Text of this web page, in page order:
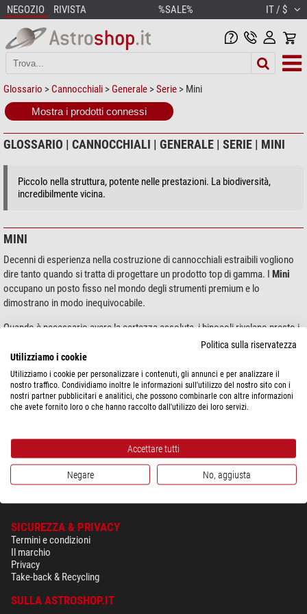
NEGOZIO RIVISTA %SALE% IT / $
Glossario > Cannocchiali > Generale >Serie > Mini
Mostra i prodotti connessi
GLOSSARIO | CANNOCCHIALI | GENERALE | SERIE | MINI
Piccolo nella struttura, potente nelle prestazioni. La biodiversità,
incredibilmente vicina.
MINI
Decenni di esperienza nella costruzione di cannocchiali estraibili vogliono
dire tanto quando si tratta di progettare un prodotto top di gamma. I Mini
occupano un posto fisso nel mondo degli strumenti premium e lo
dimostrano in modo inequivocabile.
Quando è necessario avere la certezza assoluta, i binocoli rivelano presto i
loro limiti. I cacciatori di oggi si aspettano infatti molto di più di un semplice
sparo. Contribuiscono alla gestione forestale e agiscono in modo
ecologicamente corretto per il futuro.
I cannocchiali Mini sono pressoché indispensabili per i doveri di un
cacciatore moderno. Il peso ridotto delle lenti e la struttura compatta
frequenti di postazione. Gli obiettivi sono dotati del nostro rivestimento
completo Ceralin Plus e quindi garantiscono una trasmissione migliore.
SICUREZZA & PRIVACY
Termini e condizioni
Il marchio
Privacy
Take-back & Recycling
SULLA ASTROSHOP.IT
Politica sulla riservatezza
Utilizziamo i cookie
Utilizziamo i cookie per personalizzare i contenuti, gli annunci e per analizzare il
nostro traffico. Condividiamo inoltre le informazioni sull'utilizzo del nostro sito con i
nostri partner pubblicitari e analitici, che possono combinarle con altre informazioni
che avete fornito loro o che hanno raccolto dall'utilizzo dei loro servizi.
Accettare tutti
Negare No, aggiusta